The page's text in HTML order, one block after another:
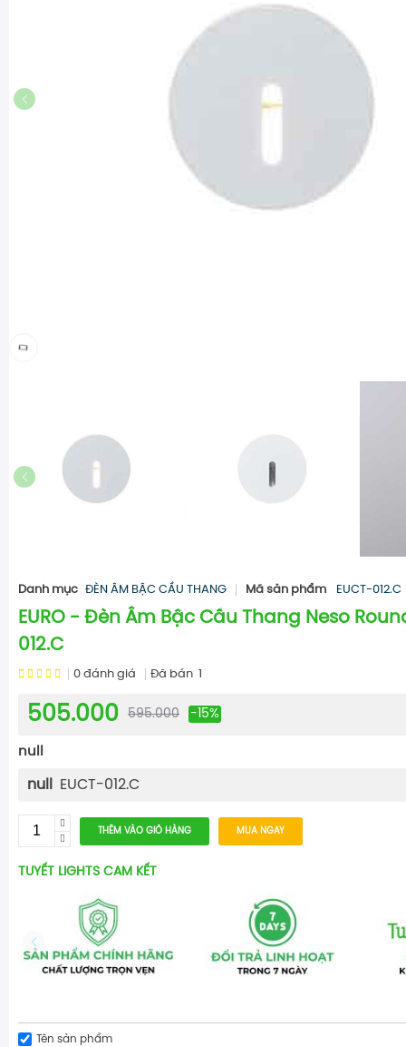
Danh mục ĐÈN ÂM BẬC CẦU THANG Mã sản phẩm EUCT-012.C
EURO - Đèn Âm Bậc Cầu Thang Neso
012.C
0 đánh giá Đã bán 1
505.000 595.000 -15%
null
null EUCT-012.C
THÊM VÀO GIỎ HÀNG MUA NGAY
TUYẾT LIGHTS CAM KẾT
Tên sản phẩm